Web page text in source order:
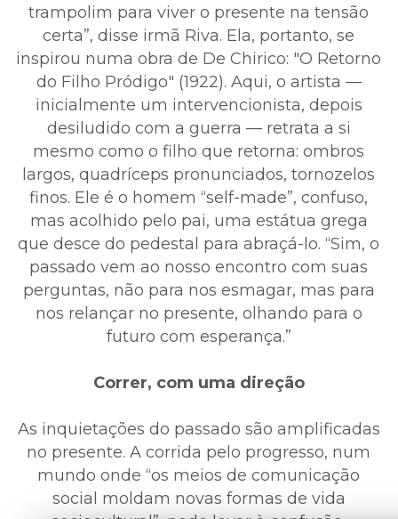
trampolim para viver o presente na tensão
certa”, disse irmã Riva. Ela, portanto, se
inspirou numa obra de De Chirico: "O Retorno
do Filho Pródigo" (1922). Aqui, o artista —
inicialmente um intervencionista, depois
desiludido com a guerra — retrata a si
mesmo como o filho que retorna: ombros
largos, quadríceps pronunciados, tornozelos
finos. Ele é o homem “self-made”, confuso,
mas acolhido pelo pai, uma estátua grega
que desce do pedestal para abraçá-lo. “Sim, o
passado vem ao nosso encontro com suas
perguntas, não para nos esmagar, mas para
nos relançar no presente, olhando para o
futuro com esperança.”
Correr, com uma direção
As inquietações do passado são amplificadas
no presente. A corrida pelo progresso, num
mundo onde “os meios de comunicação
social moldam novas formas de vida